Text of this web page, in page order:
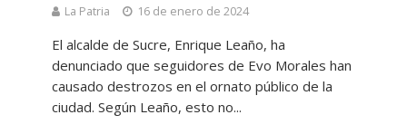
La Patria 16 de enero de 2024
El alcalde de Sucre, Enrique Leaño, ha
denunciado que seguidores de Evo Morales han
causado destrozos en el ornato público de la
ciudad. Según Leaño, esto no...